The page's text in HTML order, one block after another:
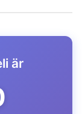
är